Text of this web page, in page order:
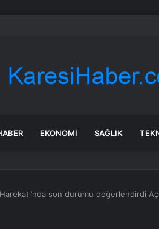
EKONOMI SAĞLIK
son durumu değerlendirdi